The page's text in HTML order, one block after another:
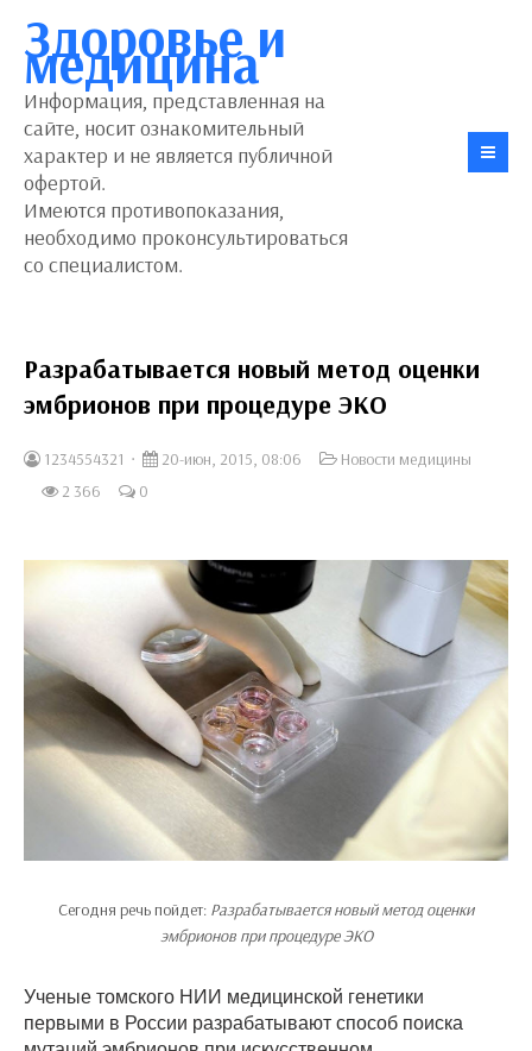
Здоровье и
медицина
Информация, представленная на
сайте, носит ознакомительный
характер и не является публичной
офертой.
Имеются противопоказания,
необходимо проконсультироваться
со специалистом.
Разрабатывается новый метод оценки
эмбрионов при процедуре ЭКО
1234554321 20-июн, 2015, 08:06
Новости медицины
2 366
0
Сегодня речь пойдет: Разрабатывается новый метод оценки
эмбрионов при процедуре ЭКО
Ученые томского НИИ медицинской генетики
первыми в России разрабатывают способ поиска